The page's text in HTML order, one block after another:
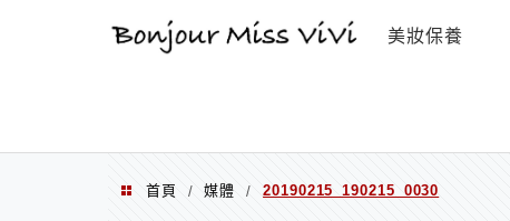
美妝保養
首頁 / 媒體 / 20190215_190215_0030